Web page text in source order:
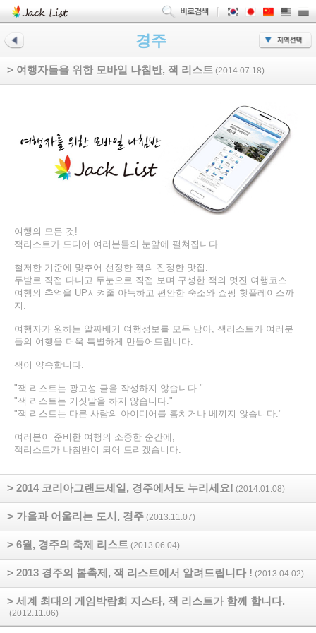
경주
> 여행자들을 위한 모바일 나침반, 잭 리스트 (2014.07.18)
여행의 모든 것!
잭리스트가 드디어 여러분들의 눈앞에 펼쳐집니다.
철저한 기준에 맞추어 선정한 잭의 진정한 맛집.
두발로 직접 다니고 두눈으로 직접 보며 구성한 잭의 멋진 여행코스.
여행의 추억을 UP시켜줄 아늑하고 편안한 숙소와 쇼핑 핫플레이스까
지.
여행자가 원하는 알짜배기 여행정보를 모두 담아, 잭리스트가 여러분
들의 여행을 더욱 특별하게 만들어드립니다.
잭이 약속합니다.
"잭 리스트는 광고성 글을 작성하지 않습니다."
"잭 리스트는 거짓말을 하지 않습니다."
"잭 리스트는 다른 사람의 아이디어를 훔치거나 베끼지 않습니다."
여러분이 준비한 여행의 소중한 순간에,
잭리스트가 나침반이 되어 드리겠습니다.
> 2014 코리아그랜드세일, 경주에서도 누리세요! (2014.01.08)
> 가을과 어울리는 도시, 경주 (2013.11.07)
> 6월, 경주의 축제 리스트 (2013.06.04)
> 2013 경주의 봄축제, 잭 리스트에서 알려드립니다 ! (2013.04.02)
> 세계 최대의 게임박람회 지스타, 잭 리스트가 함께 합니다.
(2012.11.06)